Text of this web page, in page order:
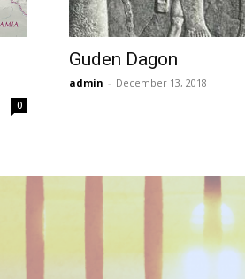
0
Guden Dagon
admin - December 13, 2018